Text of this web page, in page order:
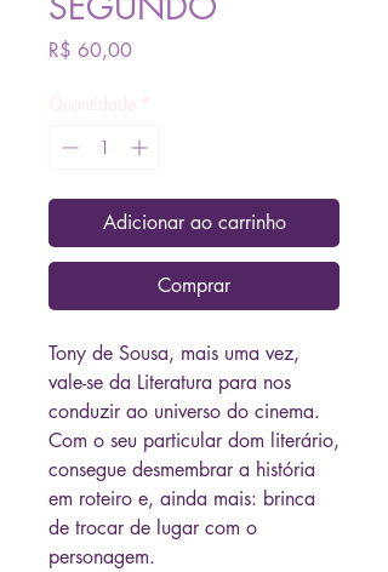
R$ 60,00Preço
Adicionar ao carrinho
Comprar
Tony de Sousa, mais uma vez,
vale-se da Literatura para nos
conduzir ao universo do cinema.
Com o seu particular dom literário,
consegue desmembrar a história
em roteiro e, ainda mais: brinca
de trocar de lugar com o
personagem.